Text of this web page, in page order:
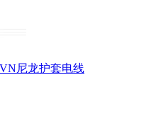
尼龙护套电线